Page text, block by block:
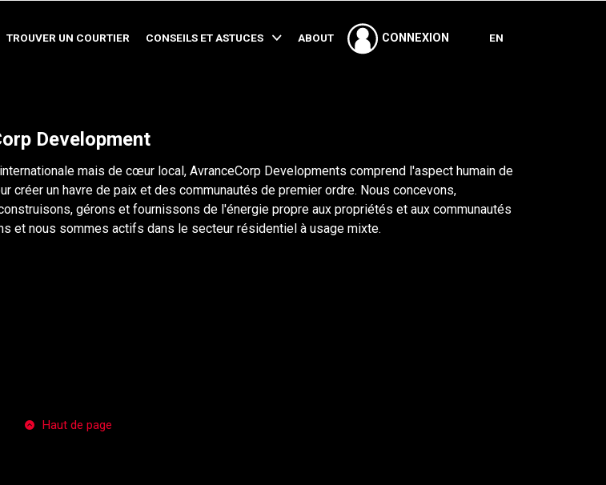
TROUVER UN COURTIER CONSEILS ET ASTUCES ABOUT CONNEXION EN
Development
mais de cœur local, AvranceCorp Developments comprend l'aspect humain de
créer un havre de paix et des communautés de premier ordre. Nous concevons,
gérons et fournissons de l'énergie propre aux propriétés et aux communautés
et nous sommes actifs dans le secteur résidentiel à usage mixte.
Haut de page